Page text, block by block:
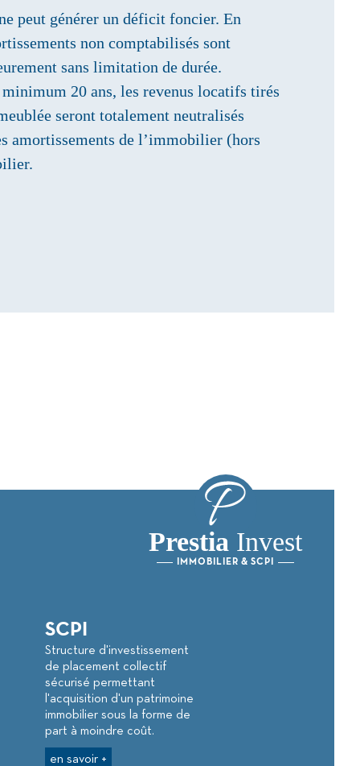
peut générer un déficit foncier. En
non comptabilisés sont
sans limitation de durée.
20 ans, les revenus locatifs tirés
seront totalement neutralisés
amortissements de l’immobilier (hors
Prestia Invest
IMMOBILIER & SCPI
SCPI
Structure d'investissement
de placement collectif
sécurisé permettant
l'acquisition d'un patrimoine
immobilier sous la forme de
part à moindre coût.
en savoir +